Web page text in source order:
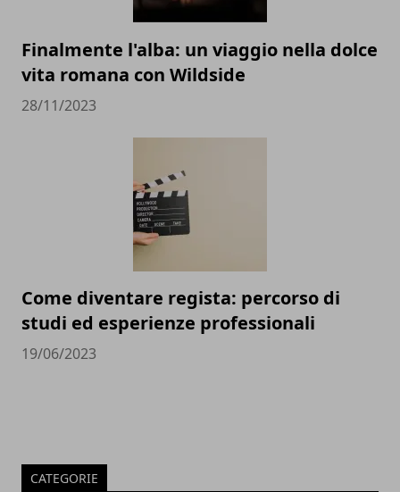
Finalmente l'alba: un viaggio nella dolce
vita romana con Wildside
28/11/2023
Come diventare regista: percorso di
studi ed esperienze professionali
19/06/2023
CATEGORIE